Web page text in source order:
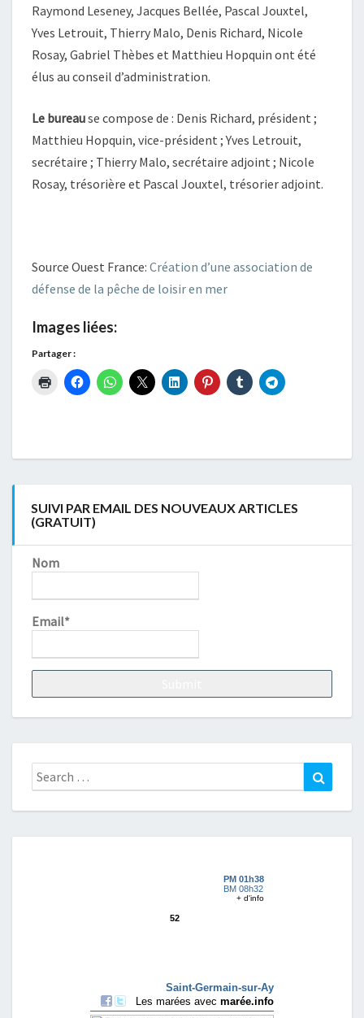
Raymond Leseney, Jacques Bellée, Pascal Jouxtel,
Yves Letrouit, Thierry Malo, Denis Richard, Nicole
Rosay, Gabriel Thèbes et Matthieu Hopquin ont été
élus au conseil d’administration.
Le bureause compose de : Denis Richard, président ;
Matthieu Hopquin, vice-président ; Yves Letrouit,
secrétaire ; Thierry Malo, secrétaire adjoint ; Nicole
Rosay, trésorière et Pascal Jouxtel, trésorier adjoint.
Source Ouest France: Création d’une association de
défense de la pêche de loisir en mer
Images liées:
Partager :
SUIVI PAR EMAIL DES NOUVEAUX ARTICLES
(GRATUIT)
Nom
Email*
Search
for: